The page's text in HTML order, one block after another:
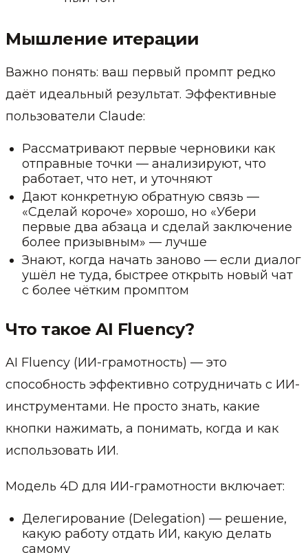
Мышление итерации
Важно понять: ваш первый промпт редко
даёт идеальный результат. Эффективные
пользователи Claude:
Рассматривают первые черновики как
отправные точки — анализируют, что
работает, что нет, и уточняют
Дают конкретную обратную связь —
«Сделай короче» хорошо, но «Убери
первые два абзаца и сделай заключение
более призывным» — лучше
Знают, когда начать заново — если диалог
ушёл не туда, быстрее открыть новый чат
с более чётким промптом
Что такое AI Fluency?
AI Fluency (ИИ-грамотность) — это
способность эффективно сотрудничать с ИИ-
инструментами. Не просто знать, какие
кнопки нажимать, а понимать, когда и как
использовать ИИ.
Модель 4D для ИИ-грамотности включает:
Делегирование (Delegation) — решение,
какую работу отдать ИИ, какую делать
самому